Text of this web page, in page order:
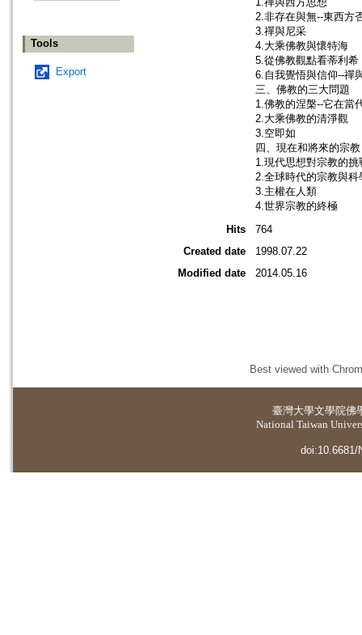
Tools
Export
2.非存在與無--東西方
3.禪與尼采
4.大乘佛教與懷特海
5.從佛教觀點看蒂利希
6.自我覺悟與信仰--禪
三、佛教的三大問題
1.佛教的涅槃--它在當
2.大乘佛教的清淨觀
3.空即如
四、現在和將來的宗教
1.現代思想對宗教的挑
2.全球時代的宗教與
3.主權在人類
4.世界宗教的終極
Hits
764
Created date
1998.07.22
Modified date
2014.05.16
Best viewed with
臺灣大學文學院佛
National Taiwan
doi:10.6681/